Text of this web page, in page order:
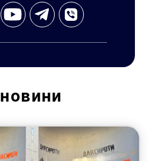
новини